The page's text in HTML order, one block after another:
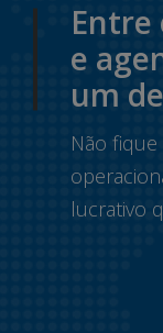
Entre
e
um
Não
lucrativo